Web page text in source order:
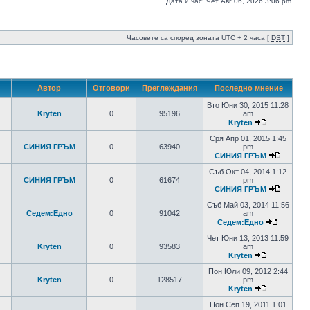
Часовете са според зоната UTC + 2 часа [ DST ]
Автор Отговори Преглеждания Последно мнение
Kryten 0 95196
Вто Юни 30, 2015 11:28
am
Kryten
СИНИЯ ГРЪМ 0 63940
Сря Апр 01, 2015 1:45
pm
СИНИЯ ГРЪМ
СИНИЯ ГРЪМ 0 61674
Съб Окт 04, 2014 1:12
pm
СИНИЯ ГРЪМ
Седем:Едно 0 91042
Съб Май 03, 2014 11:56
am
Седем:Едно
Kryten 0 93583
Чет Юни 13, 2013 11:59
am
Kryten
Kryten 0 128517
Пон Юли 09, 2012 2:44
pm
Kryten
Пон Сеп 19, 2011 1:01